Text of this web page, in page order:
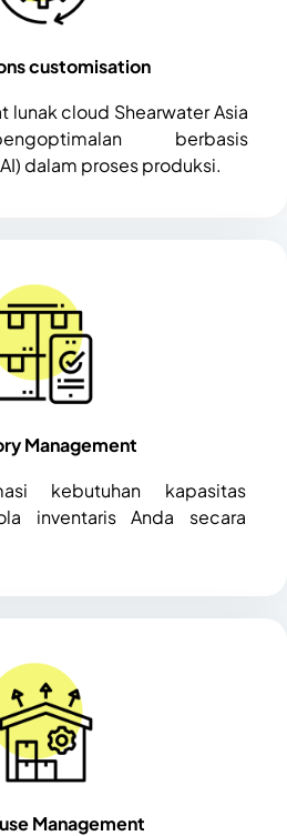
customisation
lunak cloud Shearwater Asia
berbasis
dalam proses produksi.
Management
kebutuhan kapasitas
inventaris Anda secara
Management